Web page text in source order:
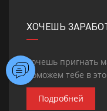
ХОЧЕШЬ
Хочешь пригнать
поможем тебе в
Подробней